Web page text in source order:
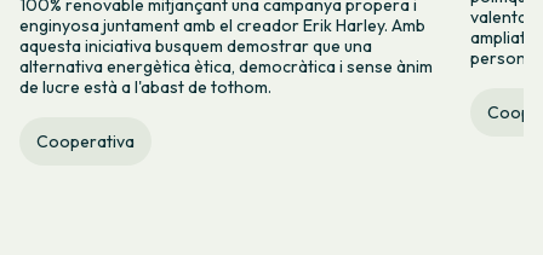
100% renovable mitjançant una campanya propera i
enginyosa juntament amb el creador Erik Harley. Amb
aquesta iniciativa busquem demostrar que una
alternativa energètica ètica, democràtica i sense ànim
de lucre està a l'abast de tothom.
Cooperativa
valenta